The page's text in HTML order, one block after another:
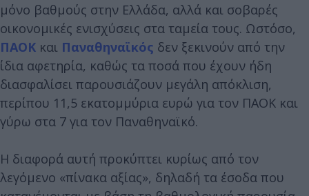
μόνο βαθμούς στην Ελλάδα, αλλά και σοβαρές
οικονομικές ενισχύσεις στα ταμεία τους. Ωστόσο,
ΠΑΟΚ και Παναθηναϊκός δεν ξεκινούν από την
ίδια αφετηρία, καθώς τα ποσά που έχουν ήδη
διασφαλίσει παρουσιάζουν μεγάλη απόκλιση,
περίπου 11,5 εκατομμύρια ευρώ για τον ΠΑΟΚ και
γύρω στα 7 για τον Παναθηναϊκό.
Η διαφορά αυτή προκύπτει κυρίως από τον
λεγόμενο «πίνακα αξίας», δηλαδή τα έσοδα που